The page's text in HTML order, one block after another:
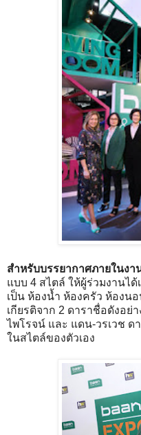
สำหรับบรรยากาศภายในงา
แบบ 4 สไตล์ ให้ผู้ร่วมงานได้
เป็น ห้องน้ำ ห้องครัว ห้องน
เกียรติจาก 2 ดาราชื่อดังอย่
ไพโรจน์ และ แดน-วรเวช ด
ในสไตล์ของตัวเอง